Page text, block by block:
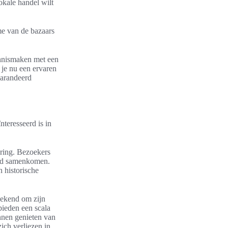
handel wilt
van de bazaars
met een
nu een ervaren
is in
Bezoekers
samenkomen.
historische
om zijn
een scala
genieten van
verliezen in